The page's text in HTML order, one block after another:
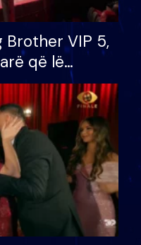
Brother VIP 5,
që lë
për